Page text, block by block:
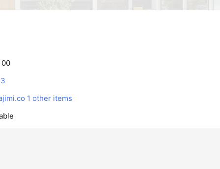
00
1 other items